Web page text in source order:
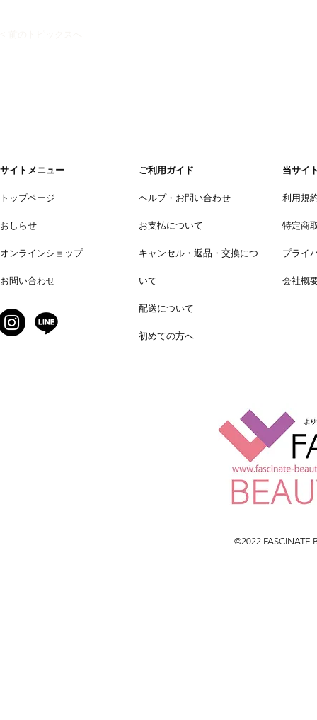
サイトメニュー
トップページ
おしらせ
オンラインショップ
お問い合わせ
ご利用ガイド
ヘルプ・お問い合わせ
お支払について
キャンセル・返品・交換につ
いて
配送について
初めての方へ
当サイ
利用規
特定商
プライ
会社概
©2022 FASCINATE